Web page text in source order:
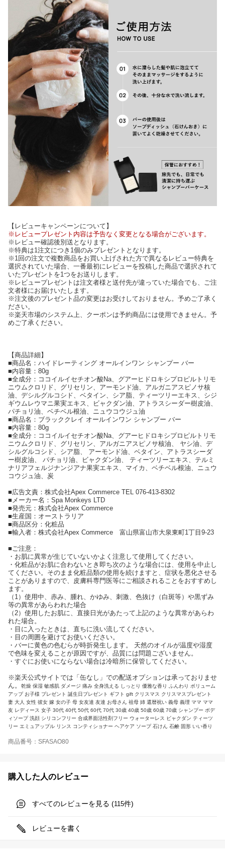
【レビューキャンペーンについて】
※レビュープレゼント内容は予告なく変更となる場合がございます。
※レビュー確認後別送となります。
※特典は1注文につき1個のみプレゼントとなります。
※1回の注文で複数商品をお買い上げされた方で異なるレビュー特典を
選択されていた場合、一番最初にレビューを投稿した商品で選択されて
いたプレゼントを1つをお送りします。
※レビュープレゼントは注文者様と送付先が違っていた場合でも、ご注
文者様にお届けいたします。
※注文後のプレゼント品の変更はお受けしておりません。予めご了承く
ださい。
※楽天市場のシステム上、クーポンは予約商品には使用できません。予
めご了承ください。
【商品詳細】
■商品名：ハイドレーティング オールインワン シャンプー バー
■内容量：80g
■全成分：ココイルイセチオン酸Na、グアーヒドロキシプロピルトリモ
ニウムクロリド、グリセリン、アーモンド油、アルガニアスピノサ核
油、デシルグルコシド、ベタイン、シア脂、ティーツリーエキス、シジ
ギウムレウマニ果実エキス、ビャクダン油、アトラスシーダー樹皮油、
パチョリ油、ベチベル根油、ニュウコウジュ油
■商品名：ブラッククレイ オールインワン シャンプー バー
■内容量：80g
■全成分：ココイルイセチオン酸Na、グアーヒドロキシプロピルトリモ
ニウムクロリド、グリセリン、アルガニアスピノサ核油、 ヤシ油、デ
シルグルコシド、シア脂、 アーモンド油、ベタイン、アトラスシーダ
ー樹皮油、 パチョリ油、ビャクダン油、 ティーツリーエキス、テルミ
ナリアフェルジナンジアナ果実エキス、マイカ、ベチベル根油、ニュウ
コウジュ油、炭
■広告文責：株式会社Apex Commerce TEL 076-413-8302
■メーカー名：Spa Monkeys LTD
■発売元：株式会社Apex Commerce
■生産国：オーストラリア
■商品区分：化粧品
■輸入者：株式会社Apex Commerce 富山県富山市大泉東町1丁目9-23
■ご注意：
・お肌に異常が生じていないかよく注意して使用してください。
・化粧品がお肌に合わないとき即ち次のような場合には、使用を中止し
てください。そのまま化粧品類の使用を続けますと、症状を悪化させる
ことがありますので、皮膚科専門医等にご相談されることをおすすめし
ます。
（1）使用中、赤み、腫れ、かゆみ、刺激、色抜け（白斑等）や黒ずみ
等の異常があらわれた場合
（2）使用したお肌に、直接日光があたって上記のような異常があらわ
れた場合。
・目に入ったときは、直ちに洗い流してください。
・目の周囲を避けてお使いください。
・バーに黄色の色むらが時折発生します。 天然のオイルが温度や湿度
で色味を変えることが原因ですが、品質には問題ございません。
・すぐにお使いにならない場合は冷暗所に保管してください。
※楽天公式サイトでは「缶なし」での配送オプションは承っておりませ
ん。
乾燥 保湿 敏感肌 ダメージ 痛み 全身洗える しっとり 優雅な香り ふんわり ボリューム
アップ お子様 プレゼント 誕生日プレゼント ギフト gift クリスマス クリスマスプレゼント
妻 大人 女性 彼女 嫁 女の子 母 女友達 友達 お母さん 祖母 姉 還暦祝い 義母 義理 ママ ママ
友 レディース 女子 30代 40代 50代 60代 70代 30歳 40歳 50歳 60歳 70歳 シャンプー ボデ
ィソープ 洗顔 シリコンフリー 合成界面活性剤フリー ウォーターレス ビャクダン ティーツ
リー エミュアップル リンス コンティショナー ヘアケア ソープ 石けん 石鹸 固形 いい香り
商品番号：SFASAO80
購入した人のレビュー
すべてのレビューを見る (115件)
レビューを書く